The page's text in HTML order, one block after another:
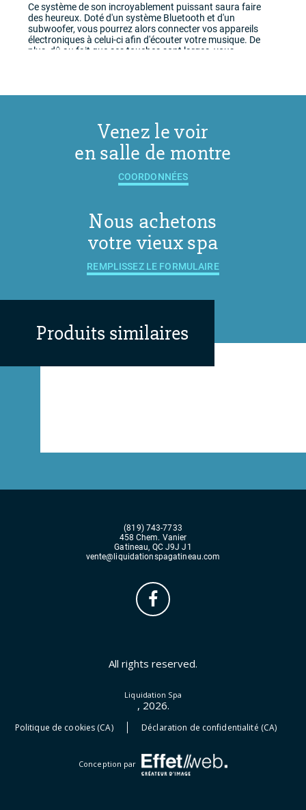
Ce système de son incroyablement puissant saura faire
des heureux. Doté d'un système Bluetooth et d'un
subwoofer, vous pourrez alors connecter vos appareils
électroniques à celui-ci afin d'écouter votre musique. De
plus, dû au fait que ses touches sont larges, vous
Venez le voir
en salle de montre
COORDONNÉES
Nous achetons
votre vieux spa
REMPLISSEZ LE FORMULAIRE
Produits similaires
(819) 743-7733
458 Chem. Vanier
Gatineau, QC J9J J1
vente@liquidationspagatineau.com
All rights reserved.
Liquidation Spa
, 2026.
Politique de cookies (CA) Déclaration de confidentialité (CA)
Conception par